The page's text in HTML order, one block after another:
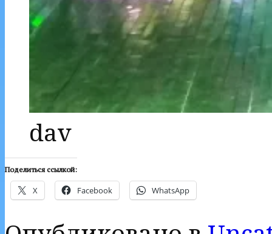
dav
Поделиться ссылкой:
X Facebook WhatsApp